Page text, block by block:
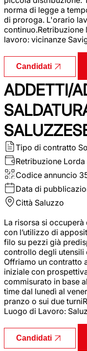
norma di legge a
di proroga. L'orario
continuo.Retribuzione
lavoro: vicinanze
Candidati
ADDETTI/
Tipo di contratto
Retribuzione Lorda
Codice annuncio
Data di
Città Saluzzo
La risorsa si
con l’utilizzo di
filo su pezzi già
controllo degli utensili
Offriamo un contratto
iniziale con
commisurato in base
time dal lunedì al
pranzo o sui due
Luogo di Lavoro:
Candidati